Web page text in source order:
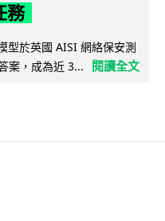
務
於英國 AISI 網絡保安測
案，成為近 3...
閱讀全文